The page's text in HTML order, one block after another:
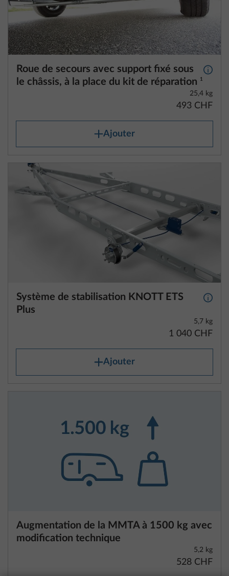
Roue de secours avec support fixé sous
le châssis, à la place du kit de réparation
1
Plus
25,4 kg
493 CHF
Ajouter
Système de stabilisation KNOTT ETS
Plus
Plus
5,7 kg
1 040 CHF
Ajouter
Augmentation de la MMTA à 1500 kg avec
modification technique
5,2 kg
528 CHF